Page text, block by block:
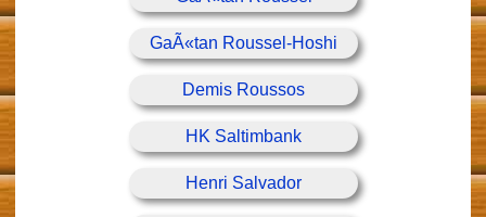
GaÃ«tan Roussel-Hoshi
Demis Roussos
HK Saltimbank
Henri Salvador